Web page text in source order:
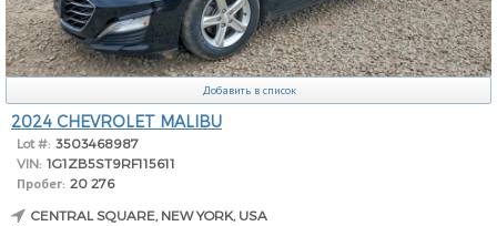
Добавить в список
2024 CHEVROLET MALIBU
Lot #: 3503468987
VIN: 1G1ZB5ST9RF115611
Пробег: 20 276
CENTRAL SQUARE, NEW YORK, USA